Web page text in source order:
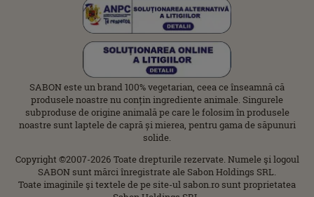
SABON este un brand 100% vegetarian, ceea ce înseamnă că
produsele noastre nu conțin ingrediente animale. Singurele
subproduse de origine animală pe care le folosim în produsele
noastre sunt laptele de capră și mierea, pentru gama de săpunuri
solide.
Copyright ©2007-2026 Toate drepturile rezervate. Numele şi logoul
SABON sunt mărci înregistrate ale Sabon Holdings SRL.
Toate imaginile şi textele de pe site-ul sabon.ro sunt proprietatea